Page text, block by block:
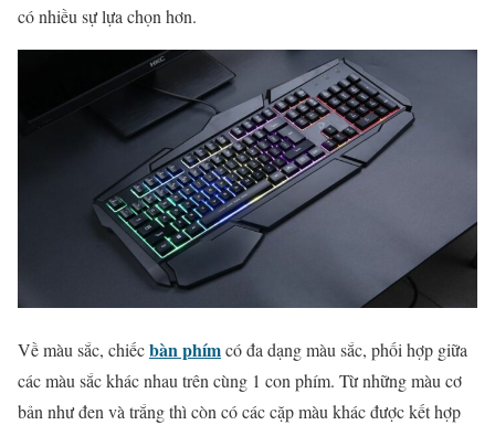
có nhiều sự lựa chọn hơn.
Về màu sắc, chiếcbàn phímcó đa dạng màu sắc, phối hợp giữa
các màu sắc khác nhau trên cùng 1 con phím. Từ những màu cơ
bản như đen và trắng thì còn có các cặp màu khác được kết hợp